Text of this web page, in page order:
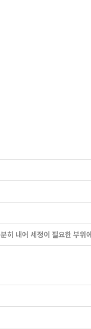
히 내어 세정이 필요한 부위